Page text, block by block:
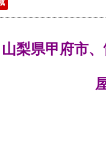
山梨県甲府市